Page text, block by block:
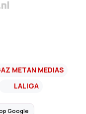
METAN MEDIAS
LALIGA
Google